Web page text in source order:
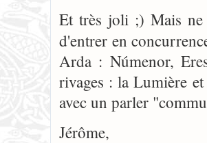
Et très joli ;) Mais ne
d'entrer en
Arda : Númenor,
rivages : la Lumière
avec un parler
Jérôme,